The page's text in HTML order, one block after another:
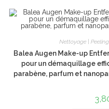
Nettoyage |
Balea Augen Make-up
pour un démaquillage
parabène, parfum et